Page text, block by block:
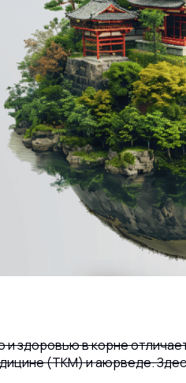
здоровью в корне
(ТКМ) и аюрведе.